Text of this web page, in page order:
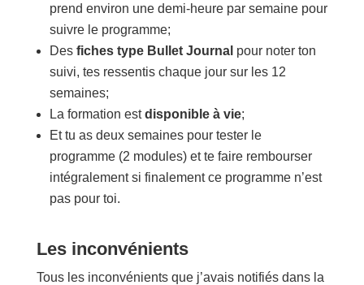
prend environ une demi-heure par semaine pour
suivre le programme;
Des fiches type Bullet Journal pour noter ton
suivi, tes ressentis chaque jour sur les 12
semaines;
La formation estdisponible à vie;
Et tu as deux semaines pour tester le
programme (2 modules) et te faire rembourser
intégralement si finalement ce programme n’est
pas pour toi.
Les inconvénients
Tous les inconvénients que j’avais notifiés dans la